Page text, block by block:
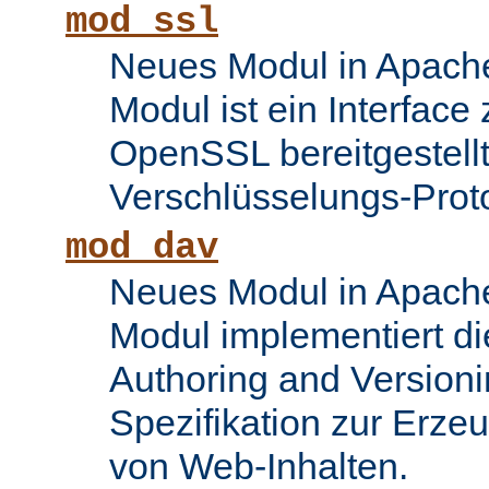
mod_ssl
Neues Modul in
Modul ist ein Interface
OpenSSL
Verschlüsselungs-
mod_dav
Neues Modul in
Modul implementiert
Authoring and
Spezifikation zur
von Web-Inhalten.